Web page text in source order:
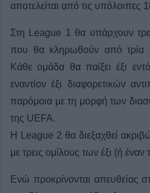
αποτελείται από τις
Στη League 1 θα υπάρχουν
που θα κληρωθούν από
Κάθε ομάδα θα παίξει έξι
εναντίον έξι διαφορετικών
παρόμοια με τη μορφή των
της UEFA.
Η League 2 θα διεξαχθεί
με τρεις ομίλους των έξι (ή έναν
Ενώ προκρίνονται απευθείας